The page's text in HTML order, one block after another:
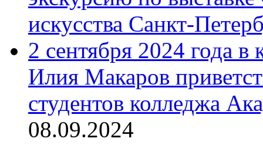
искусства Санкт-
2 сентября 2024 года
Илия Макаров
студентов колледжа
08.09.2024